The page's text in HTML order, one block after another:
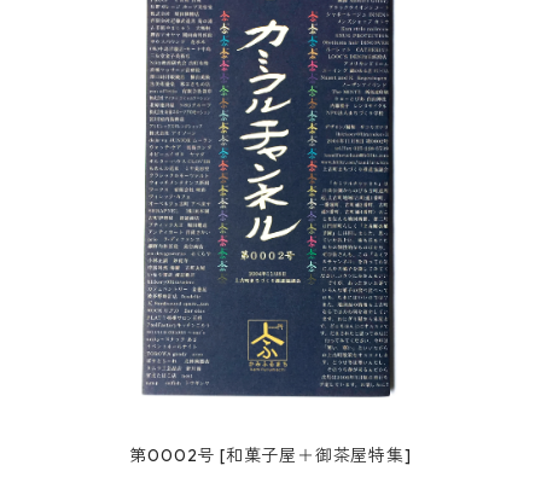
第0002号 [和菓子屋＋御茶屋特集]